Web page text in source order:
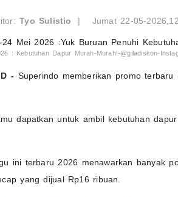
Tyo Sulistio | Jumat 22-05-
: Kebutuhan Dapur Murah-Murah!-@giladiskon-
- Superindo memberikan promo
dapatkan untuk ambil kebutuhan
ini terbaru 2026 menawarkan banyak
yang dijual Rp16 ribuan.